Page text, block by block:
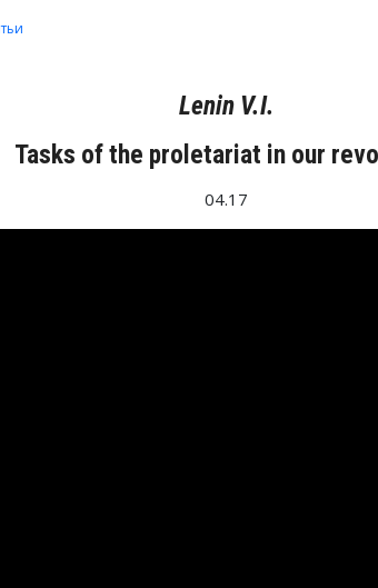
Lenin V.I.
Tasks of the proletariat in our
04.17